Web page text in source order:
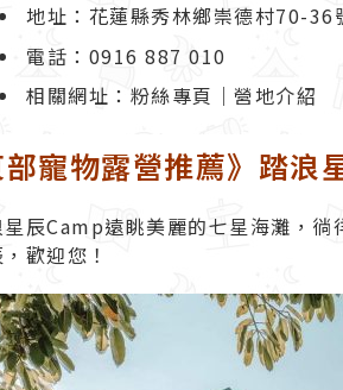
地址：花蓮縣秀林鄉崇德村70-36
電話：0916 887 010
相關網址： 粉絲專頁 ｜ 營地介紹
寵物露營推薦》踏浪
星辰Camp遠眺美麗的七星海灘，
歡迎您！